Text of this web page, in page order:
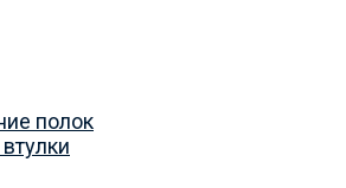
полок